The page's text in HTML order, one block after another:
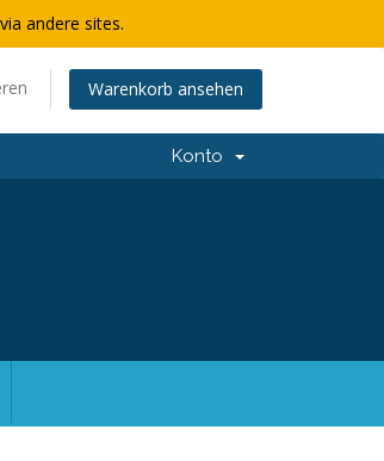
andere sites.
Warenkorb ansehen
Konto